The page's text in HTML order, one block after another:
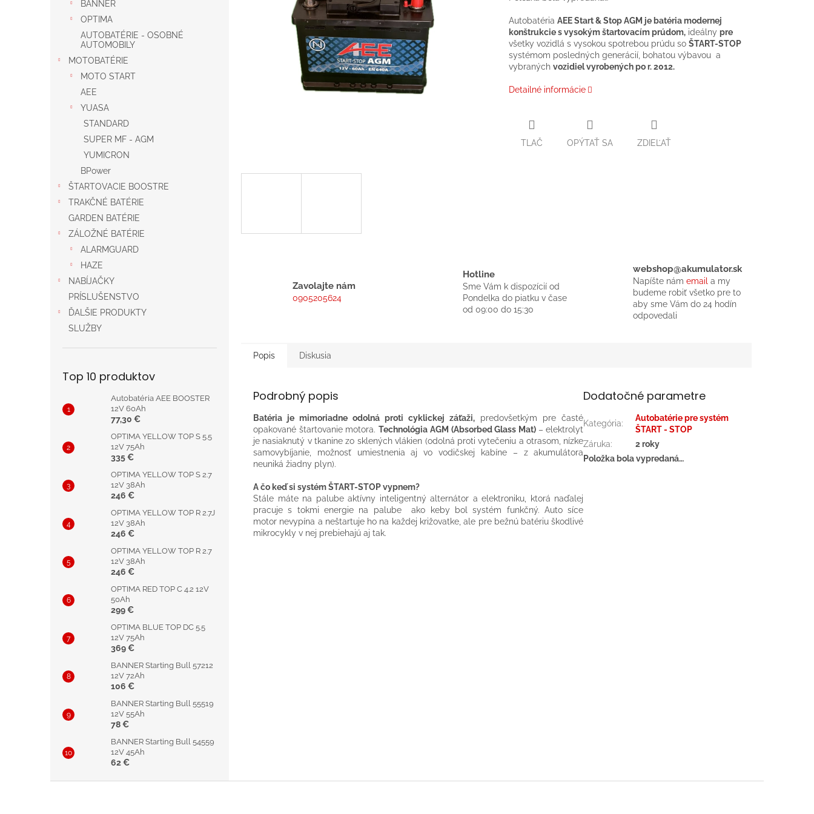
BANNER
OPTIMA
AUTOBATÉRIE - OSOBNÉ
AUTOMOBILY
MOTOBATÉRIE
MOTO START
AEE
YUASA
STANDARD
SUPER MF - AGM
YUMICRON
BPower
ŠTARTOVACIE BOOSTRE
TRAKČNÉ BATÉRIE
GARDEN BATÉRIE
ZÁLOŽNÉ BATÉRIE
ALARMGUARD
HAZE
NABÍJAČKY
PRÍSLUŠENSTVO
ĎALŠIE PRODUKTY
SLUŽBY
Top 10 produktov
Autobatéria AEE BOOSTER
12V 60Ah
77,30 €
OPTIMA YELLOW TOP S 5.5
12V 75Ah
335 €
OPTIMA YELLOW TOP S 2.7
12V 38Ah
246 €
OPTIMA YELLOW TOP R 2.7J
12V 38Ah
246 €
OPTIMA YELLOW TOP R 2.7
12V 38Ah
246 €
OPTIMA RED TOP C 4.2 12V
50Ah
299 €
OPTIMA BLUE TOP DC 5.5
12V 75Ah
369 €
BANNER Starting Bull 57212
12V 72Ah
106 €
BANNER Starting Bull 55519
12V 55Ah
78 €
BANNER Starting Bull 54559
12V 45Ah
62 €
Autobatéria AEE Start & Stop AGM je batéria modernej
konštrukcie s vysokým štartovacím prúdom,ideálny pre
všetky vozidlá s vysokou spotrebou prúdu so ŠTART-STOP
systémom posledných generácií, bohatou výbavou a
vybraných vozidiel vyrobených po r. 2012.
Detailné informácie
TLAČ OPÝTAŤ SA ZDIEĽAŤ
Zavolajte nám
0905205624
Hotline
Sme Vám k dispozícií od
Pondelka do piatku v čase
od 09:00 do 15:30
webshop@akumulator.sk
Napíšte nám email a my
budeme robiť všetko pre to
aby sme Vám do 24 hodín
odpovedali
Popis Diskusia
Podrobný popis
Batéria je mimoriadne odolná proti cyklickej záťaži, predovšetkým pre časté
opakované štartovanie motora.Technológia AGM (Absorbed Glass Mat) – elektrolyt
je nasiaknutý v tkanine zo sklených vlákien (odolná proti vytečeniu a otrasom, nízke
samovybíjanie, možnosť umiestnenia aj vo vodičskej kabíne – z akumulátora
neuniká žiadny plyn).
A čo keď si systém ŠTART-STOP vypnem?
Stále máte na palube aktívny inteligentný alternátor a elektroniku, ktorá naďalej
pracuje s tokmi energie na palube ako keby bol systém funkčný. Auto síce
motor nevypína a neštartuje ho na každej križovatke, ale pre bežnú batériu škodlivé
mikrocykly v nej prebiehajú aj tak.
Dodatočné parametre
Kategória:
Autobatérie pre systém
ŠTART - STOP
Záruka:
2 roky
Položka bola vypredaná…